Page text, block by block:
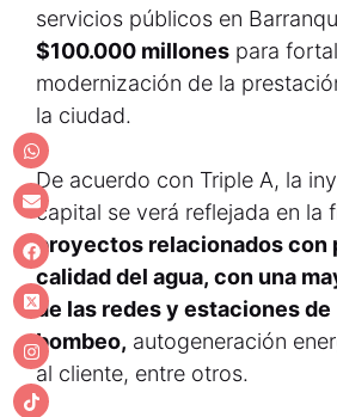
servicios públicos en
$100.000 millones para
modernización de la
la ciudad.
De acuerdo con Triple A, la
capital se verá reflejada en la
proyectos relacionados con
calidad del agua, con una
de las redes y estaciones de
bombeo, autogeneración
al cliente, entre otros.